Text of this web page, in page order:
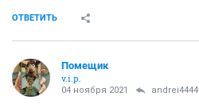
ОТВЕТИТЬ
Помещик
v.i.p.
04 ноября 2021 andrei4444